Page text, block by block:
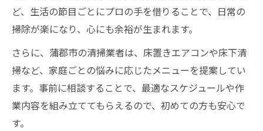
ど、生活の節目ごとにプロの手を借りることで、日常の
掃除が楽になり、心にも余裕が生まれます。
さらに、蒲郡市の清掃業者は、床置きエアコンや床下清
掃など、家庭ごとの悩みに応じたメニューを提案してい
ます。事前に相談することで、最適なスケジュールや作
業内容を組み立ててもらえるので、初めての方も安心で
す。